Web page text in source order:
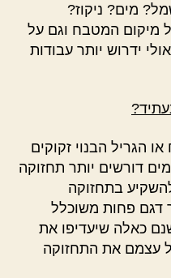
מים? ניקוז?
מיקום המטבח וגם על
ידרוש יותר עבודות
הגריל הבנוי זקוקים
דורשים יותר תחזוקה
בתחזוקה
דגם פחות משוכלל
כאלה שיעדיפו את
עצמם את התחזוקה